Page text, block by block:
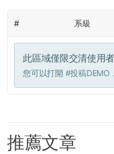
# 系級
此區域僅限交清使用
您可以打開 #投稿DEMO
推薦文章